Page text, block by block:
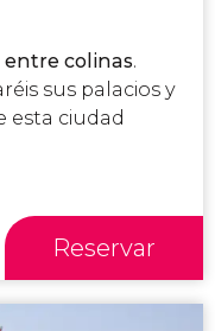
entre colinas.
sus palacios y
esta ciudad
Reservar